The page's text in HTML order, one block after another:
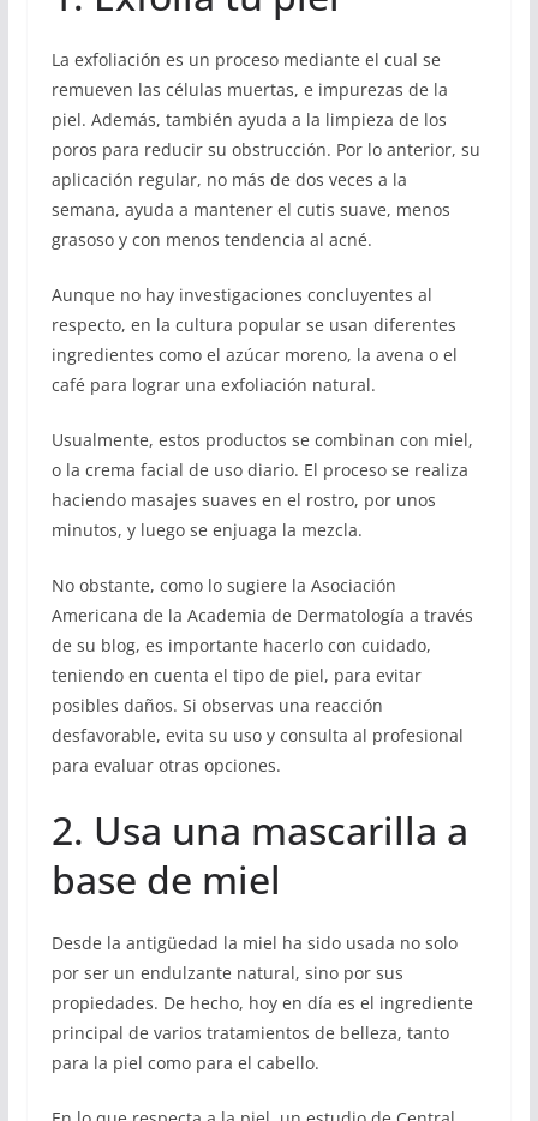
La exfoliación es un proceso mediante el cual se
remueven las células muertas, e impurezas de la
piel. Además, también ayuda a la limpieza de los
poros para reducir su obstrucción. Por lo anterior, su
aplicación regular, no más de dos veces a la
semana, ayuda a mantener el cutis suave, menos
grasoso y con menos tendencia al acné.
Aunque no hay investigaciones concluyentes al
respecto, en la cultura popular se usan diferentes
ingredientes como el azúcar moreno, la avena o el
café para lograr una exfoliación natural.
Usualmente, estos productos se combinan con miel,
o la crema facial de uso diario. El proceso se realiza
haciendo masajes suaves en el rostro, por unos
minutos, y luego se enjuaga la mezcla.
No obstante, como lo sugiere la Asociación
Americana de la Academia de Dermatología a través
de su blog, es importante hacerlo con cuidado,
teniendo en cuenta el tipo de piel, para evitar
posibles daños. Si observas una reacción
desfavorable, evita su uso y consulta al profesional
para evaluar otras opciones.
2. Usa una mascarilla a
base de miel
Desde la antigüedad la miel ha sido usada no solo
por ser un endulzante natural, sino por sus
propiedades. De hecho, hoy en día es el ingrediente
principal de varios tratamientos de belleza, tanto
para la piel como para el cabello.